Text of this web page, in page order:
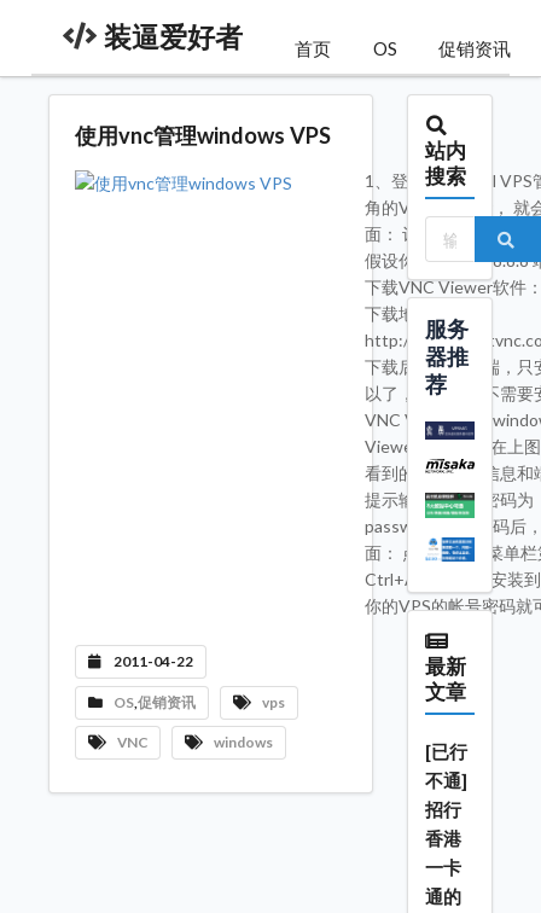
装逼爱好者 首页 OS 促销资讯
使用vnc管理windows VPS
1、登录VirtPanel VPS
角的VNC Viewer， 就
面： 记录下Host栏ip
假设你的ip为：8.8.8.8
下载VNC Viewer软件
下载地址：
http://
下载后安装客户端，只
以了，服务器端不需要
VNC Viewer登录
Viewer客户端： 在上
看到的Host栏ip信息和
提示输入密码，密码为
password.输入密码后
面： 点击最上面菜单
Ctrl+Alt+Delete安装
你的VPS的帐号密码就
2011-04-22
OS ,促销资讯 vps
VNC windows
站内
搜索
服务
器推
荐
最新
文章
[已行
不通]
招行
香港
一卡
通的